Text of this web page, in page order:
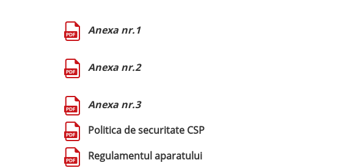
Anexa nr.1
Anexa nr.2
Anexa nr.3
Politica de securitate CSP
Regulamentul aparatului